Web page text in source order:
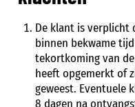
De klant is verplicht
binnen bekwame
tekortkoming van
heeft opgemerkt of
geweest. Eventuele
8 dagen na